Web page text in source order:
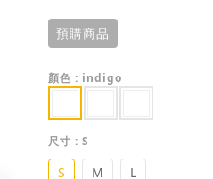
預購商品
顏色 : indigo
尺寸 : S
S M L